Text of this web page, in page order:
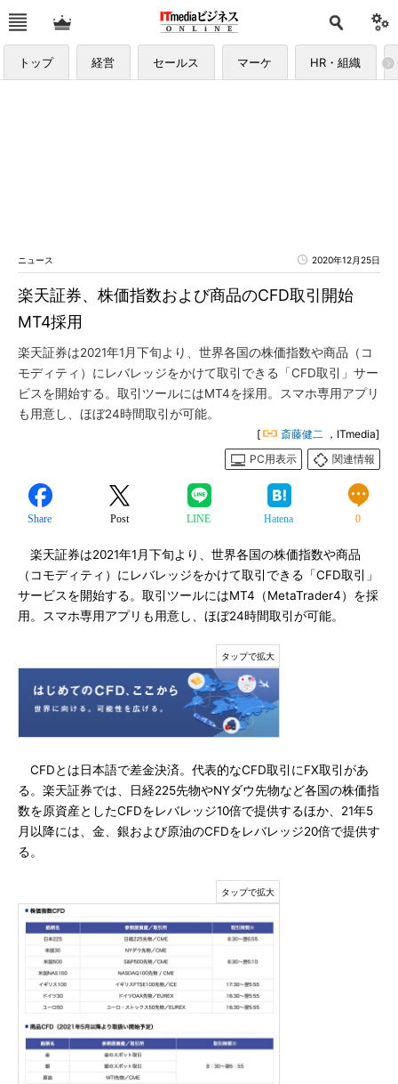
トップ 経営 セールス マーケ HR・組織
ニュース 2020年12月25日
楽天証券、株価指数および商品のCFD取引開始
MT4採用
楽天証券は2021年1月下旬より、世界各国の株価指数や商品（コ
モディティ）にレバレッジをかけて取引できる「CFD取引」サー
ビスを開始する。取引ツールにはMT4を採用。スマホ専用アプリ
も用意し、ほぼ24時間取引が可能。
[ 斎藤健二 ，ITmedia]
PC用表示
関連情報
Share Post LINE Hatena 0
楽天証券は2021年1月下旬より、世界各国の株価指数や商品
（コモディティ）にレバレッジをかけて取引できる「CFD取引」
サービスを開始する。取引ツールにはMT4（MetaTrader4）を採
用。スマホ専用アプリも用意し、ほぼ24時間取引が可能。
CFDとは日本語で差金決済。代表的なCFD取引にFX取引があ
る。楽天証券では、日経225先物やNYダウ先物など各国の株価指
数を原資産としたCFDをレバレッジ10倍で提供するほか、21年5
月以降には、金、銀および原油のCFDをレバレッジ20倍で提供す
る。